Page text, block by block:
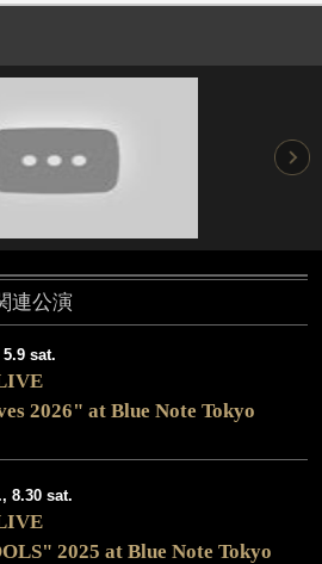
連公演
sat.
2026" at Blue Note Tokyo
8.30 sat.
2025 at Blue Note Tokyo